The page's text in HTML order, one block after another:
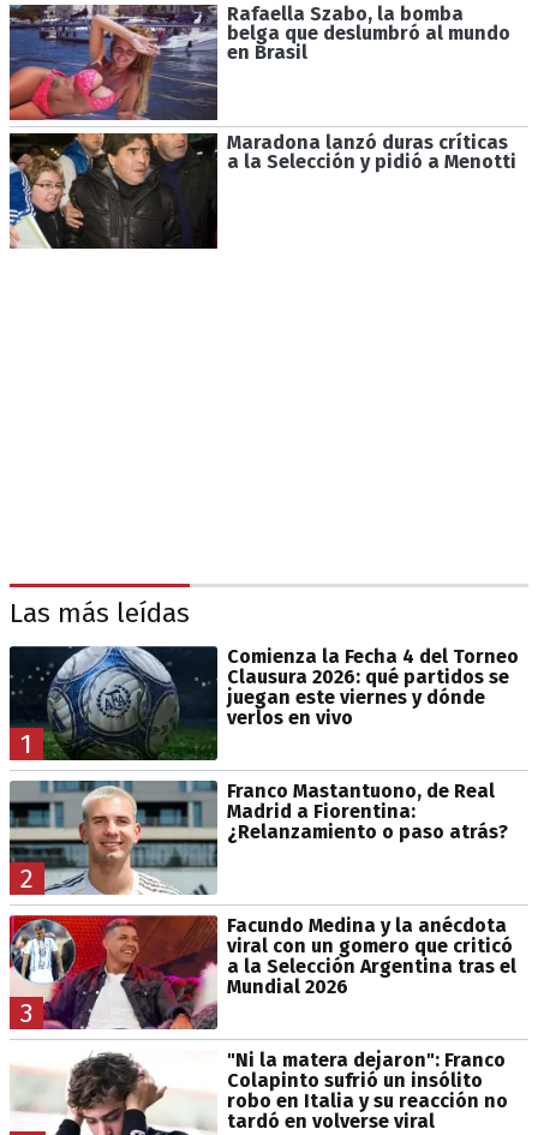
Rafaella Szabo, la bomba
belga que deslumbró al mundo
en Brasil
Maradona lanzó duras críticas
a la Selección y pidió a Menotti
Las más leídas
1
Comienza la Fecha 4 del Torneo
Clausura 2026: qué partidos se
juegan este viernes y dónde
verlos en vivo
2
Franco Mastantuono, de Real
Madrid a Fiorentina:
¿Relanzamiento o paso atrás?
3
Facundo Medina y la anécdota
viral con un gomero que criticó
a la Selección Argentina tras el
Mundial 2026
"Ni la matera dejaron": Franco
Colapinto sufrió un insólito
robo en Italia y su reacción no
tardó en volverse viral